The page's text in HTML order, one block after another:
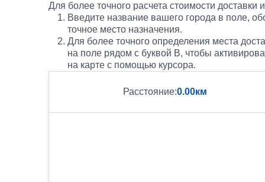
Для более точного расчета стоимости
Введите название вашего города в поле,
точное место назначения.
Для более точного определения места
на поле рядом с буквой B, чтобы
на карте с помощью курсора.
Расстояние:0.00